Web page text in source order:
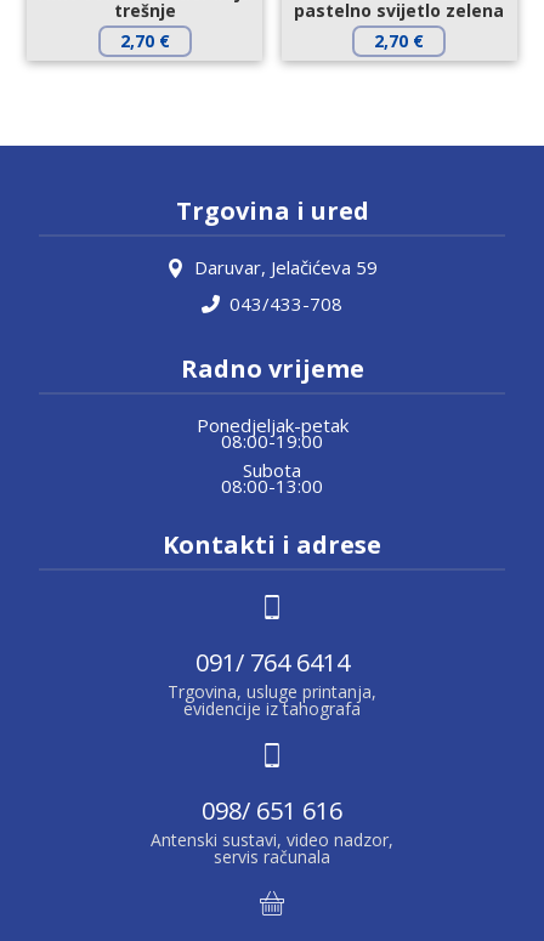
trešnje
2,70 €
pastelno svijetlo zelena
2,70 €
Trgovina i ured
Daruvar, Jelačićeva 59
043/433-708
Radno vrijeme
Ponedjeljak-petak
08:00-19:00
Subota
08:00-13:00
Kontakti i adrese
091/ 764 6414
Trgovina, usluge printanja,
evidencije iz tahografa
098/ 651 616
Antenski sustavi, video nadzor,
servis računala